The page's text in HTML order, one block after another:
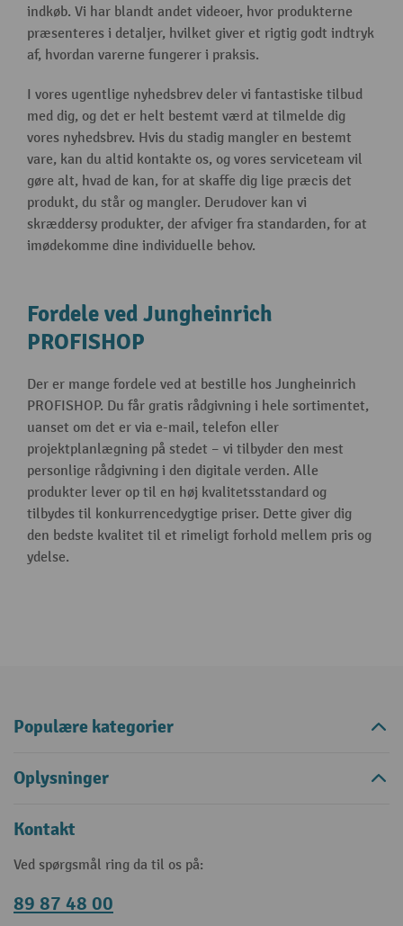
indkøb. Vi har blandt andet videoer, hvor produkterne
præsenteres i detaljer, hvilket giver et rigtig godt indtryk
af, hvordan varerne fungerer i praksis.
I vores ugentlige nyhedsbrev deler vi fantastiske tilbud
med dig, og det er helt bestemt værd at tilmelde dig
vores nyhedsbrev. Hvis du stadig mangler en bestemt
vare, kan du altid kontakte os, og vores serviceteam vil
gøre alt, hvad de kan, for at skaffe dig lige præcis det
produkt, du står og mangler. Derudover kan vi
skræddersy produkter, der afviger fra standarden, for at
imødekomme dine individuelle behov.
Fordele ved Jungheinrich
PROFISHOP
Der er mange fordele ved at bestille hos Jungheinrich
PROFISHOP. Du får gratis rådgivning i hele sortimentet,
uanset om det er via e-mail, telefon eller
projektplanlægning på stedet – vi tilbyder den mest
personlige rådgivning i den digitale verden. Alle
produkter lever op til en høj kvalitetsstandard og
tilbydes til konkurrencedygtige priser. Dette giver dig
den bedste kvalitet til et rimeligt forhold mellem pris og
ydelse.
Populære kategorier
Oplysninger
Kontakt
Ved spørgsmål ring da til os på:
89 87 48 00